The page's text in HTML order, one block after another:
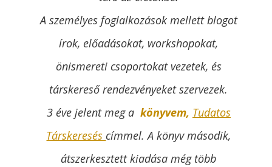
A személyes foglalkozások mellett blogot
írok, előadásokat, workshopokat,
önismereti csoportokat vezetek, és
társkereső rendezvényeket szervezek.
3éve jelent meg a könyvem, Tudatos
Társkeresés címmel. A könyv második,
átszerkesztett kiadása még több